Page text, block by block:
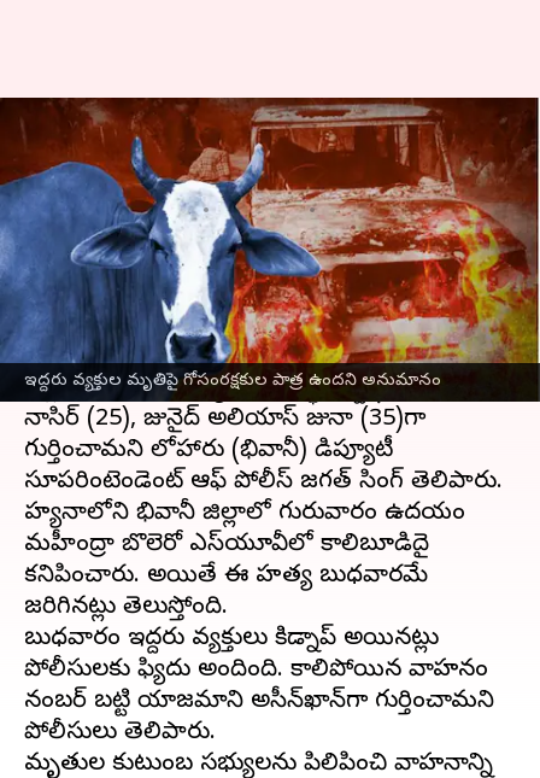
ఇద్దరు వ్యక్తుల మృతిపై గోసంరక్షకుల పాత్ర ఉందని అనుమానం
హర్యానాలోని భివానీ జిల్లాలో
దారుణం.. ఇద్దరు సజీవదహనం
వ్రాసిన వారు Jayachandra Akuri Feb 17, 2023 12:38 pm
ఈ వార్తాకథనం ఏంటి
హర్యానా
లో దారుణం చోటు చేసుకుంది. ఇద్దరు వ్యక్తుల్ని
కారుతో సహా సజీవదాహనం చేసిన ఘటన భివానీ
జిల్లాలో జరిగింది. మృతులు రాజస్థాన్‌ రాష్ట్రానికి చెందిన
నాసిర్ (25), జునైద్ అలియాస్ జునా (35)గా
గుర్తించామని లోహారు (భివానీ) డిప్యూటీ
సూపరింటెండెంట్ ఆఫ్ పోలీస్ జగత్ సింగ్ తెలిపారు.
హర్యానాలోని భివానీ జిల్లాలో గురువారం ఉదయం
మహీంద్రా బొలెరో ఎస్‌యూవీలో కాలిబూడిదై
కనిపించారు. అయితే ఈ హత్య బుధవారమే
జరిగినట్లు తెలుస్తోంది.
బుధవారం ఇద్దరు వ్యక్తులు కిడ్నాప్ అయినట్లు
పోలీసులకు ఫిర్యాదు అందింది. కాలిపోయిన వాహనం
నంబర్ బట్టి యాజమాని అసీన్‌ఖాన్‌గా గుర్తించామని
పోలీసులు తెలిపారు.
మృతుల కుటుంబ సభ్యులను పిలిపించి వాహనాన్ని